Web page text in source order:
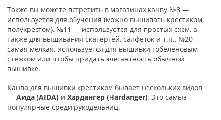
Также вы можете встретить в магазинах канву №8 —
используется для обучения (можно вышивать крестиком,
полукрестом), №11 — используется для простых схем, а
также для вышивания скатертей, салфеток и т.п., №20 —
самая мелкая, используется для вышивки гобеленовым
стежком или чтобы придать элегантность обычной
вышивке.
Канва для вышивки крестиком бывает нескольких видов
— Аида (AIDA) и Хардангер (Hardanger). Это самые
популярные среди рукодельниц.